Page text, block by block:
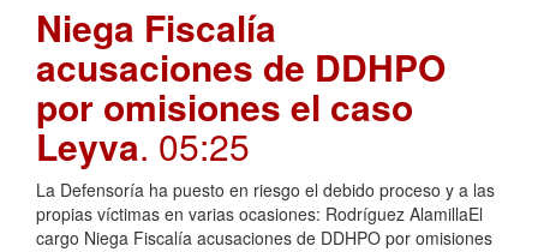
Niega Fiscalía
acusaciones de DDHPO
por omisiones el caso
Leyva. 05:25
La Defensoría ha puesto en riesgo el debido proceso y a las
propias víctimas en varias ocasiones: Rodríguez AlamillaEl
cargo Niega Fiscalía acusaciones de DDHPO por omisiones